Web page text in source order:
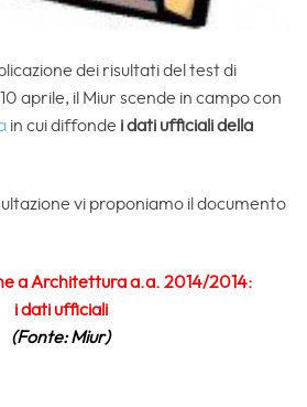
dei risultati del test di
aprile, il Miur scende in campo con
in cui diffonde i dati ufficiali della
vi proponiamo il documento
a Architettura a.a. 2014/2014:
i dati ufficiali
(Fonte: Miur)